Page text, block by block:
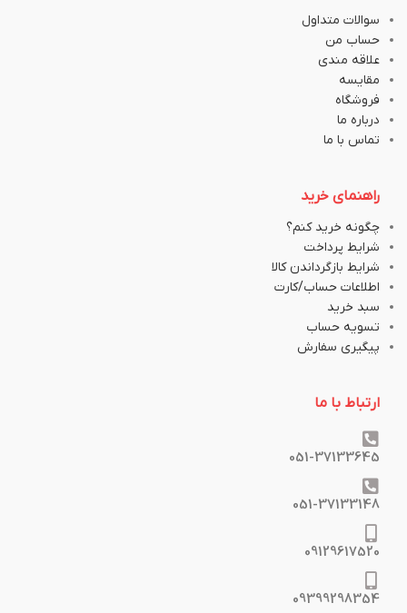
سوالات متداول
حساب من
علاقه مندی
مقایسه
فروشگاه
درباره ما
تماس با ما
راهنمای خرید
چگونه خرید کنم؟
شرایط پرداخت
شرایط بازگرداندن کالا
اطلاعات حساب/کارت
سبد خرید
تسویه حساب
پیگیری سفارش
ارتباط با ما
051-37133645
051-37133148
09129617520
09399298354